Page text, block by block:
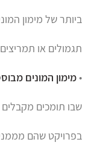
ביותר של מימון
תגמולים או
•מימון המונים
שבו תומכים
בפרויקט שהם